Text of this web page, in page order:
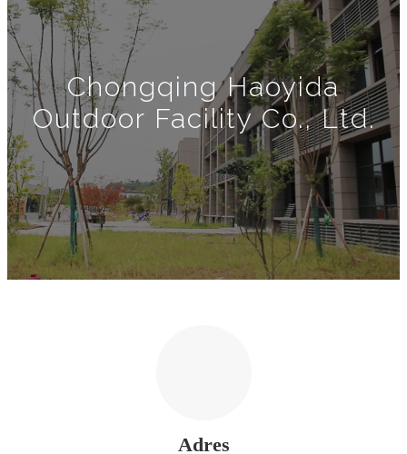
Chongqing Haoyida
Outdoor Facility Co., Ltd.
Adres